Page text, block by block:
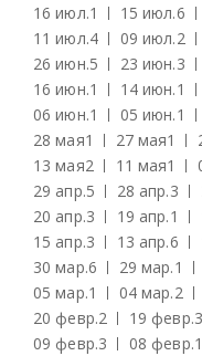
16 июл.1 15 июл.6
11 июл.4 09 июл.2
26 июн.5 23 июн.3
16 июн.1 14 июн.1
06 июн.1 05 июн.1
28 мая1 27 мая1
13 мая2 11 мая1
29 апр.5 28 апр.3
20 апр.3 19 апр.1
15 апр.3 13 апр.6
30 мар.6 29 мар.1
05 мар.1 04 мар.2
20 февр.2 19 февр.3
09 февр.3 08 февр.1